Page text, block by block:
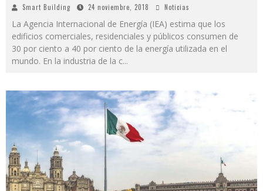
Smart Building 24 noviembre, 2018 Noticias
La Agencia Internacional de Energía (IEA) estima que los
edificios comerciales, residenciales y públicos consumen de
30 por ciento a 40 por ciento de la energía utilizada en el
mundo. En la industria de la c...